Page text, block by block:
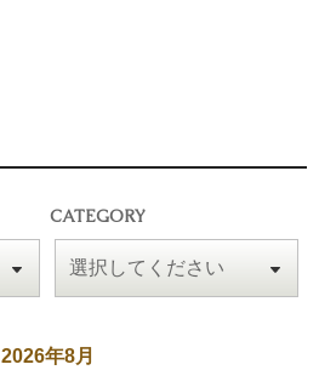
CATEGORY
2026年8月